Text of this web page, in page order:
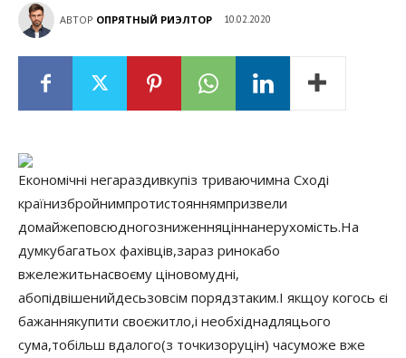
АВТОР ОПРЯТНЫЙ РИЭЛТОР 10.02.2020
Економічні негараздивкупіз триваючимна Сході
країнизбройнимпротистояннямпризвели
домайжеповсюдногозниженняціннанерухомість.На
думкубагатьох фахівців,зараз ринокабо
вжележитьнасвоєму ціновомудні,
абопідвішенийдесьзовсім порядзтаким.І якщоу когось єі
бажаннякупити своєжитло,і необхіднадляцього
сума,тобільш вдалого(з точкизоруцін) часуможе вже